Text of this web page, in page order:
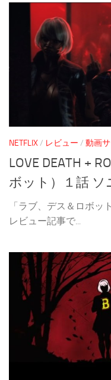
NETFLIX/ レビュー / 動画
LOVE DEATH +
ボット）１話 ソ
「ラブ、デス＆ロボ
レビュー記事で...